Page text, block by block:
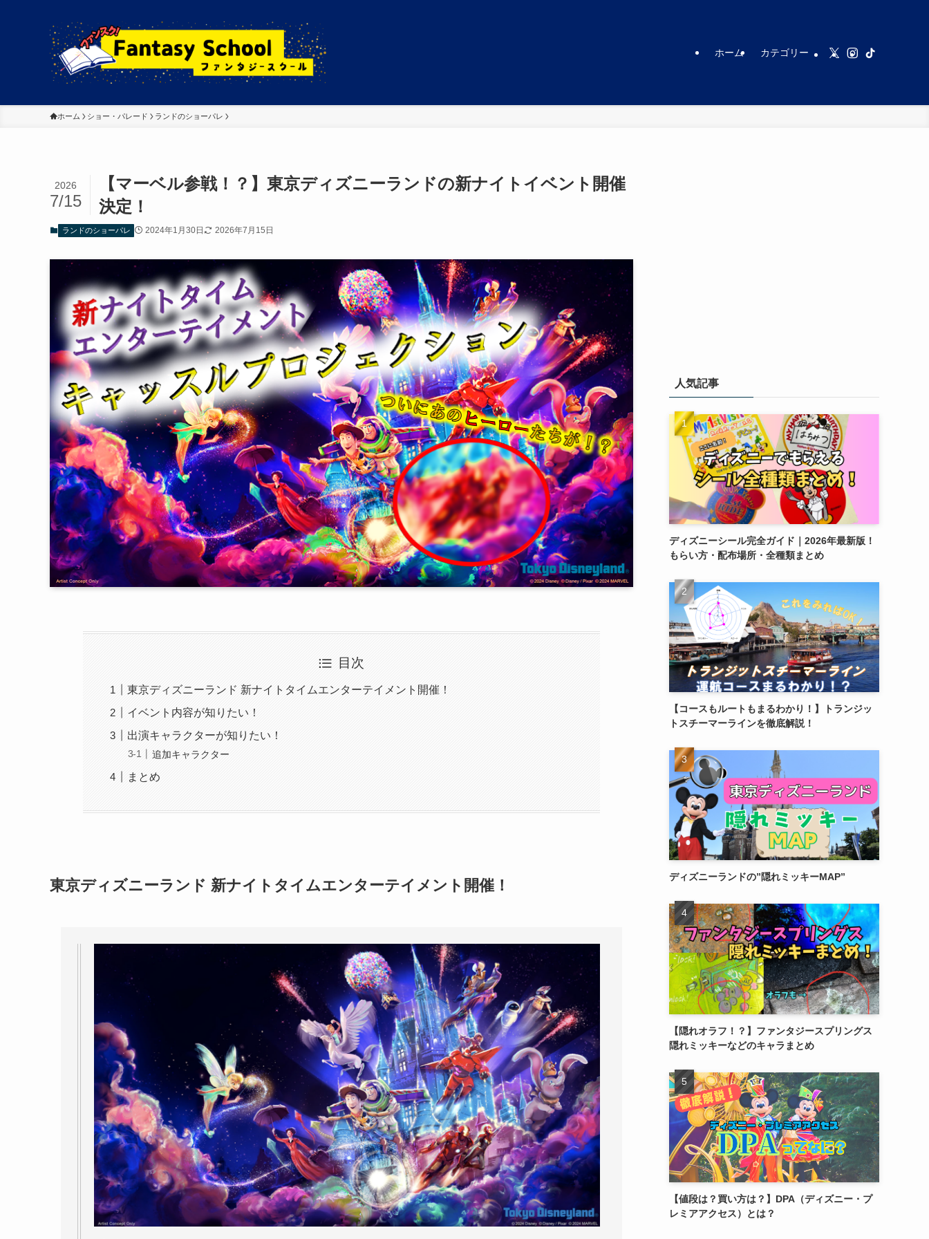
ホーム カテゴリー
ホーム ショー・パレード ランドのショーパレ
【マーベル参戦！？】東京ディズニーランドの新ナイトイベント開催
決定！
2026
7/15
ランドのショーパレ 2024年1月30日 2026年7月15日
目次
東京ディズニーランド 新ナイトタイムエンターテイメント開催！
イベント内容が知りたい！
出演キャラクターが知りたい！
追加キャラクター
まとめ
東京ディズニーランド 新ナイトタイムエンターテイメント開催！
人気記事
ディズニーシール完全ガイド｜2026年最新版！
もらい方・配布場所・全種類まとめ
【コースもルートもまるわかり！】トランジッ
トスチーマーラインを徹底解説！
ディズニーランドの”隠れミッキーMAP”
【隠れオラフ！？】ファンタジースプリングス
隠れミッキーなどのキャラまとめ
【値段は？買い方は？】DPA（ディズニー・プ
レミアアクセス）とは？